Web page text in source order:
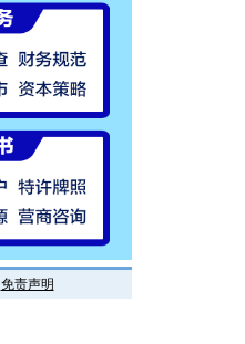
免责声明